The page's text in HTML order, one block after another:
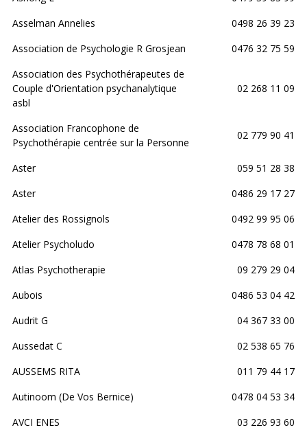
Asselman Annelies
0498 26 39 23
Association de Psychologie R Grosjean
0476 32 75 59
Association des Psychothérapeutes de
Couple d'Orientation psychanalytique
asbl
02 268 11 09
Association Francophone de
Psychothérapie centrée sur la Personne
02 779 90 41
Aster
059 51 28 38
Aster
0486 29 17 27
Atelier des Rossignols
0492 99 95 06
Atelier Psycholudo
0478 78 68 01
Atlas Psychotherapie
09 279 29 04
Aubois
0486 53 04 42
Audrit G
04 367 33 00
Aussedat C
02 538 65 76
AUSSEMS RITA
011 79 44 17
Autinoom (De Vos Bernice)
0478 04 53 34
AVCI ENES
03 226 93 60